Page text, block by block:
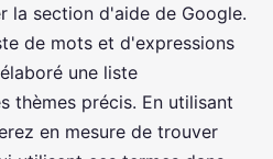
la section d'aide de Google.
de mots et d'expressions
une liste
thèmes précis. En utilisant
en mesure de trouver